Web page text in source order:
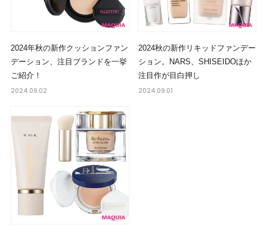
2024年秋の新作クッションファン
デーション、注目ブランドを一挙
ご紹介！
2024.09.02
2024秋の新作リキッドファンデー
ション。NARS、SHISEIDOほか
注目作が目白押し
2024.09.01